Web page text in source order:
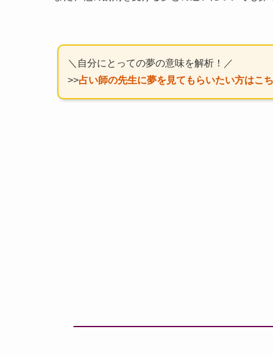
＼自分にとっての夢の意味を解析！／
>>占い師の先生に夢を見てもらいたい方はこ